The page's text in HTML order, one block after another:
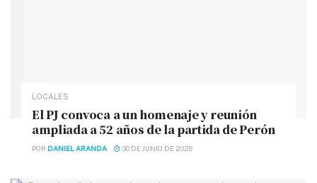
LOCALES
El PJ convoca a un homenaje y reunión
ampliada a 52 años de la partida de Perón
POR DANIEL ARANDA 30 DE JUNIO DE 2026